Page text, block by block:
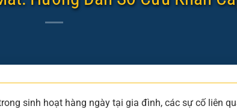
sinh hoạt hàng ngày tại gia đình, các sự cố liên